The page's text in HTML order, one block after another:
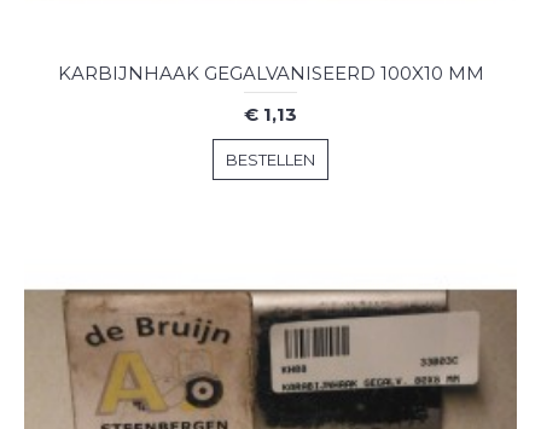
KARBIJNHAAK GEGALVANISEERD 100X10 MM
€ 1,13
BESTELLEN